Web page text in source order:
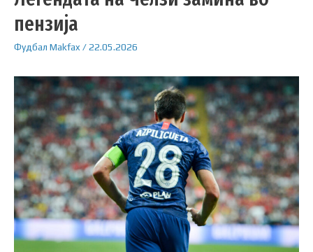
пензија
Фудбал Makfax /22.05.2026